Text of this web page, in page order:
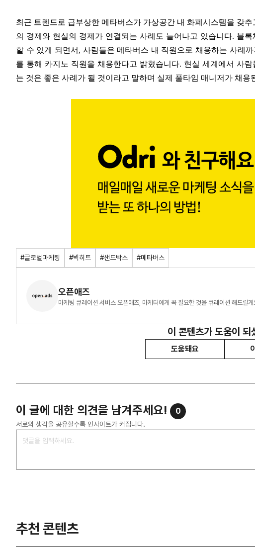
최근 트렌드로 급부상한 메타버스가 가상공간 내 화폐시스템을 갖
의 경제와 현실의 경제가 연결되는 사례도 늘어나고 있습니다. 블
할 수 있게 되면서 , 사람들은 메타버스 내 직원으로 채용하는 사례
를 통해 카지노 직원을 채용한다고 밝혔습니다. 현실 세계에서 사람
는 것은 좋은 사례가 될 것이라고 말하며 실제 풀타임 매니저가 채용
#글로벌마케팅 #빅히트 #샌드박스 #메타버스
오픈애즈
마케팅 큐레이션 서비스 오픈애즈, 마케터에게 꼭 필요한 것을 큐레이션 해드릴게
이 콘텐츠가 도움이 되
도움돼요
이 글에 대한 의견을 남겨주세요! 0
서로의 생각을 공유할수록 인사이트가 커집니다.
추천 콘텐츠